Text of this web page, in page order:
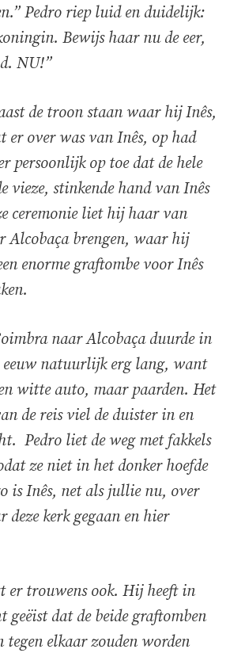
Pedro riep luid en duidelijk:
Bewijs haar nu de eer,
NU!”
de troon staan waar hij Inês,
er over was van Inês, op had
persoonlijk op toe dat de hele
vieze, stinkende hand van Inês
ceremonie liet hij haar van
Alcobaça brengen, waar hij
enorme graftombe voor Inês
naar Alcobaça duurde in
eeuw natuurlijk erg lang, want
witte auto, maar paarden. Het
de reis viel de duister in en
Pedro liet de weg met fakkels
ze niet in het donker hoefde
is Inês, net als jullie nu, over
deze kerk gegaan en hier
er trouwens ook. Hij heeft in
geëist dat de beide graftomben
tegen elkaar zouden worden